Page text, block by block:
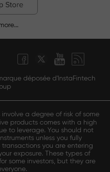
déposée d'InstaFintech
involve a degree of risk of some
products comes with a high
to leverage. You should not
unless you fully
you are entering
exposure. These types of
some investors, but they are